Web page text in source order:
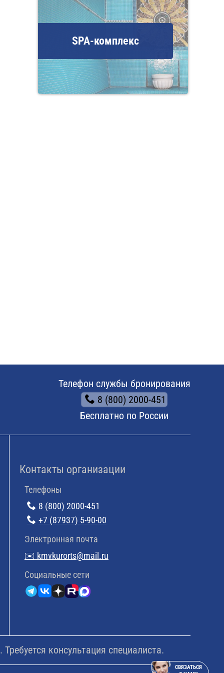
SPA-комплекс
Телефон службы бронирования
8 (800) 2000-451
Бесплатно по России
Контакты организации
Телефоны
8 (800) 2000-451
+7 (87937) 5-90-00
Электронная почта
✉️ kmvkurorts@mail.ru
Cоциальные сети
консультация специалиста.
СВЯЗАТЬСЯ